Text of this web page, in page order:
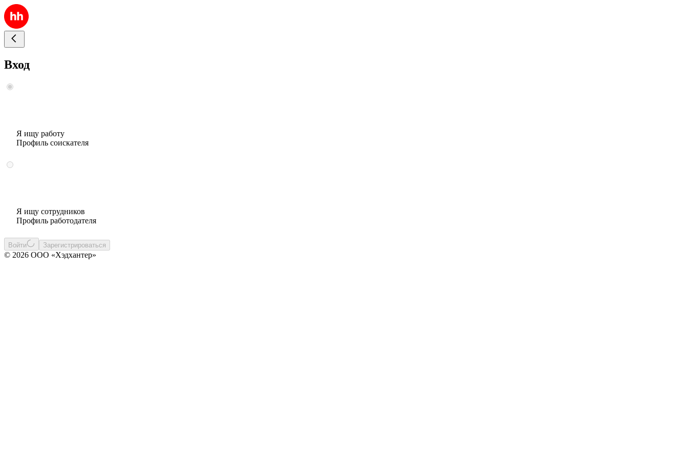
Вход
Я ищу работу
Профиль соискателя
Я ищу сотрудников
Профиль работодателя
Войти Зарегистрироваться
© 2026 ООО «Хэдхантер»